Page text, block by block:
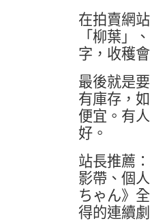
在拍賣網
「柳葉」
字，收穫
最後就是
有庫存，
便宜。有
好。
站長推薦
影帶、個
ちゃん》
得的連續